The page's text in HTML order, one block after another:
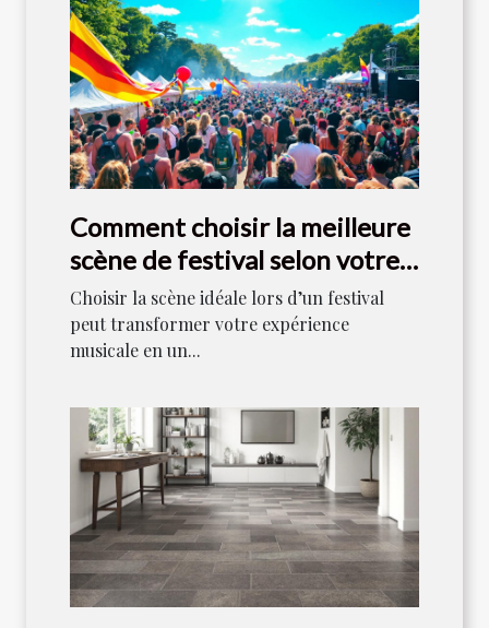
Comment choisir la meilleure
scène de festival selon votre
style musical ?
Choisir la scène idéale lors d’un festival
peut transformer votre expérience
musicale en un...